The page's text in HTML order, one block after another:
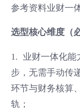
参考资料业财一
选型核心维度（
1. 业财一体化能
步，无需手动传
环节与财务核算、
轨；